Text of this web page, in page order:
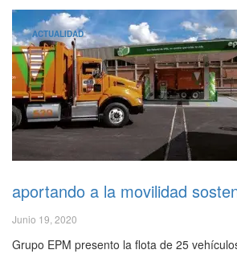
ACTUALIDAD
aportando a la movilidad
Junio 19, 2020
Grupo EPM presento la flota de 25